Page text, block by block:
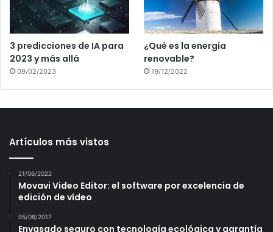
3 predicciones de IA para
2023 y más allá
09/02/2023
¿Qué es la energía
renovable?
19/12/2022
Artículos más vistos
21/06/2022
Movavi Video Editor: el software por excelencia de
edición de vídeo
05/08/2017
Envasado seguro con tecnología ecológica y garantía